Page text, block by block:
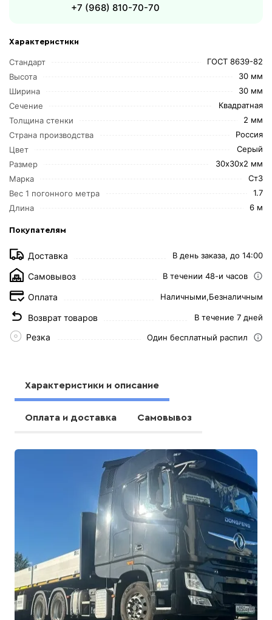
Характеристики
Стандарт
ГОСТ 8639-82
Высота
30 мм
Ширина
30 мм
Сечение
Квадратная
Толщина стенки
2 мм
Страна производства
Россия
Цвет
Серый
Размер
30х30х2 мм
Марка
Ст3
Вес 1 погонного метра
1.7
Длина
6 м
Покупателям
Доставка В день заказа, до 14:00
Самовывоз В течении 48-и часов
Оплата Наличными,Безналичным
Возврат товаров В течение 7 дней
Резка Один бесплатный распил
+7 (968) 810-70-70
Характеристики и описание
Оплата и доставка Самовывоз